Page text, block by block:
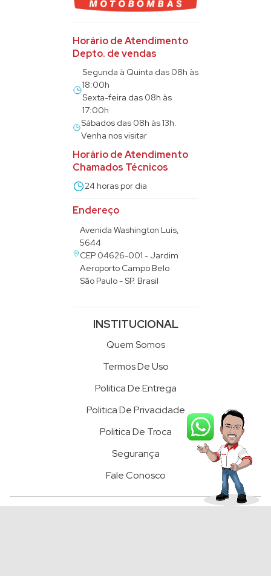
Horário de Atendimento
Depto. de vendas
Segunda à Quinta das 08h às
18:00h
Sexta-feira das 08h às
17:00h
Sábados das 08h às 13h.
Venha nos visitar
Horário de Atendimento
Chamados Técnicos
24 horas por dia
Endereço
Avenida Washington Luis,
5644
CEP 04626-001 - Jardim
Aeroporto Campo Belo
São Paulo - SP. Brasil
INSTITUCIONAL
Quem Somos
Termos De Uso
Politica De Entrega
Politica De Privacidade
Politica De Troca
Segurança
Fale Conosco